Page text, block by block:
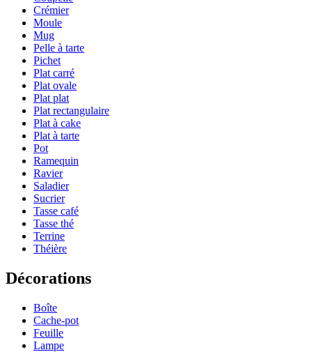
Crémier
Moule
Mug
Pelle à tarte
Pichet
Plat carré
Plat ovale
Plat plat
Plat rectangulaire
Plat à cake
Plat à tarte
Pot
Ramequin
Ravier
Saladier
Sucrier
Tasse café
Tasse thé
Terrine
Théière
Décorations
Boîte
Cache-pot
Feuille
Lampe